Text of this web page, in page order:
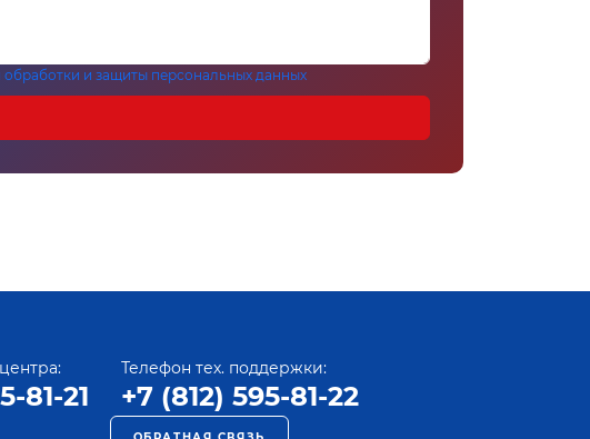
и защиты персональных данных
81-21
Телефон тех. поддержки:
+7 (812) 595-81-22